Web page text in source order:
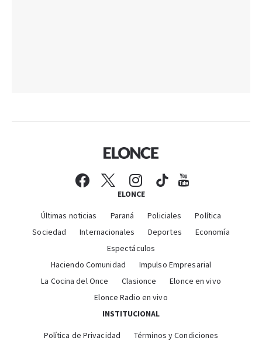
ELONCE
Últimas noticias Paraná Policiales
Política
Sociedad
Internacionales Deportes
Economía
Espectáculos
Haciendo Comunidad
Impulso Empresarial
La Cocina del Once
Clasionce
Elonce en vivo
Elonce Radio en vivo
INSTITUCIONAL
Política de Privacidad Términos y Condiciones